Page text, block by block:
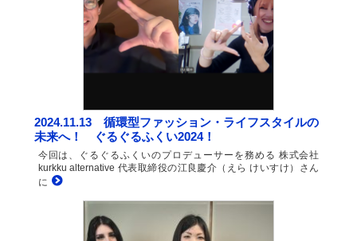
2024.11.13 循環型ファッション・ライフスタイルの
未来へ！ ぐるぐるふくい2024！
今回は、ぐるぐるふくいのプロデューサーを務める 株式会社
kurkku alternative 代表取締役の江良慶介（えら けいすけ）さん
に